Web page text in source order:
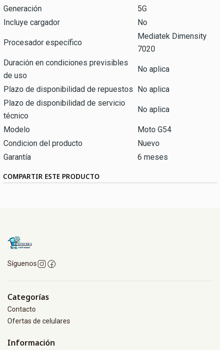
Generación
5G
Incluye cargador
No
Procesador específico
Mediatek Dimensity
7020
Duración en condiciones previsibles
de uso
No aplica
Plazo de disponibilidad de repuestos No aplica
Plazo de disponibilidad de servicio
técnico
No aplica
Modelo
Moto G54
Condicion del producto
Nuevo
Garantía
6 meses
COMPARTIR ESTE PRODUCTO
Síguenos
Categorías
Contacto
Ofertas de celulares
Información